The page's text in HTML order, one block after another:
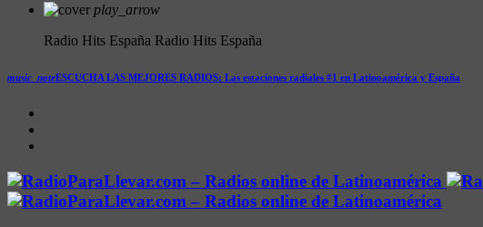
play_arrow
Radio Hits España Radio Hits España
music_noteESCUCHA LAS MEJORES RADIOS: Las estaciones radiales #1 en Latinoamérica y España